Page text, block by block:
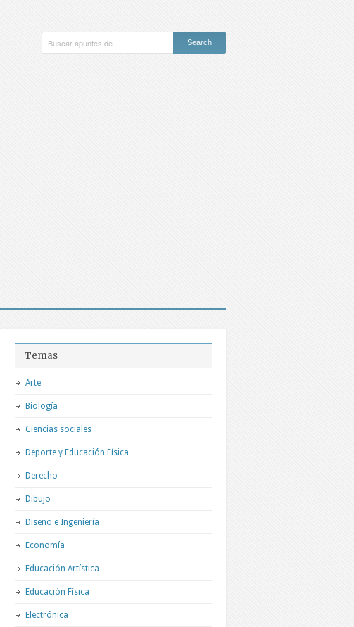
Temas
Arte
Biología
Ciencias sociales
Deporte y Educación Física
Derecho
Dibujo
Diseño e Ingeniería
Economía
Educación Artística
Educación Física
Electrónica